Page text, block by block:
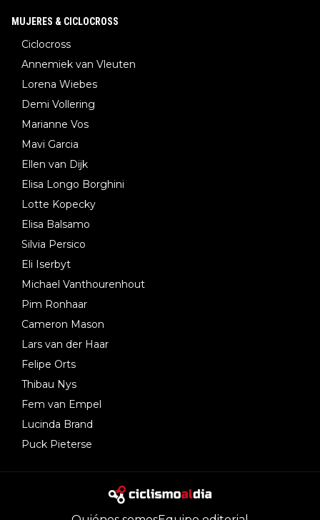
MUJERES & CICLOCROSS
Ciclocross
Annemiek van Vleuten
Lorena Wiebes
Demi Vollering
Marianne Vos
Mavi Garcia
Ellen van Dijk
Elisa Longo Borghini
Lotte Kopecky
Elisa Balsamo
Silvia Persico
Eli Iserbyt
Michael Vanthourenhout
Pim Ronhaar
Cameron Mason
Lars van der Haar
Felipe Orts
Thibau Nys
Fem van Empel
Lucinda Brand
Puck Pieterse